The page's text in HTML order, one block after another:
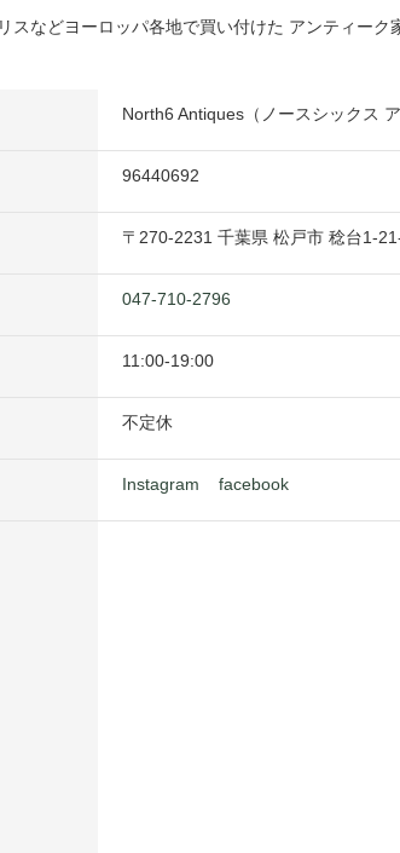
スなどヨーロッパ各地で買い付けた アンティーク
North6 Antiques（ノースシックス
96440692
〒 270-2231 千葉県 松戸市 稔台1-
047-710-2796
11:00-19:00
不定休
Instagram facebook